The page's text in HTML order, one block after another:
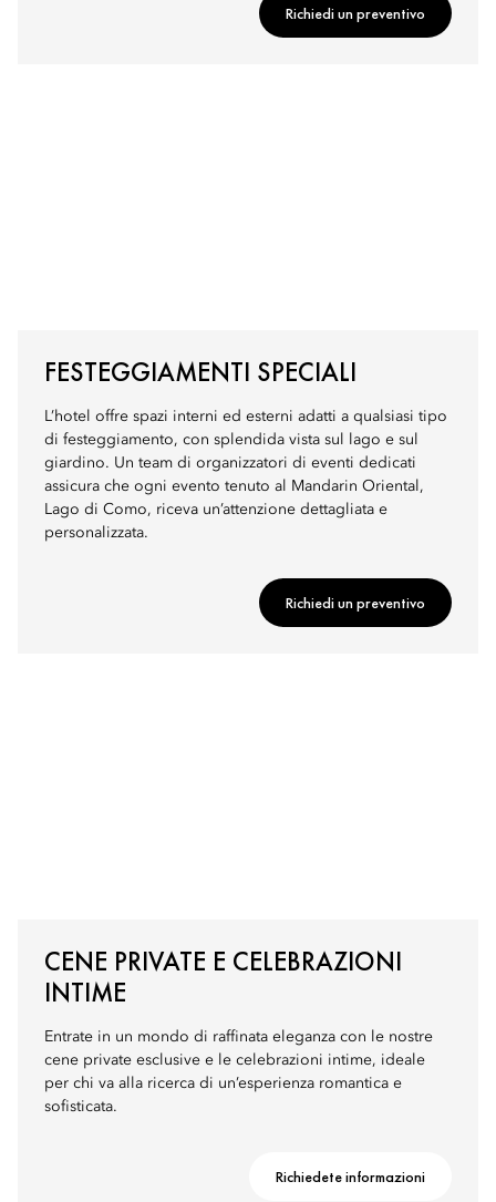
Richiedi un preventivo
FESTEGGIAMENTI SPECIALI
L’hotel offre spazi interni ed esterni adatti a qualsiasi tipo
di festeggiamento, con splendida vista sul lago e sul
giardino. Un team di organizzatori di eventi dedicati
assicura che ogni evento tenuto al Mandarin Oriental,
Lago di Como, riceva un’attenzione dettagliata e
personalizzata.
Richiedi un preventivo
CENE PRIVATE E CELEBRAZIONI
INTIME
Entrate in un mondo di raffinata eleganza con le nostre
cene private esclusive e le celebrazioni intime, ideale
per chi va alla ricerca di un’esperienza romantica e
sofisticata.
Richiedete informazioni